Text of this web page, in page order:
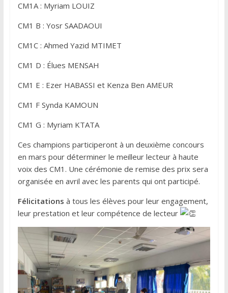
CM1A : Myriam LOUIZ
CM1 B : Yosr SAADAOUI
CM1C : Ahmed Yazid MTIMET
CM1 D : Élues MENSAH
CM1 E : Ezer HABASSI et Kenza Ben AMEUR
CM1 F Synda KAMOUN
CM1 G : Myriam KTATA
Ces champions participeront à un deuxième concours
en mars pour déterminer le meilleur lecteur à haute
voix des CM1. Une cérémonie de remise des prix sera
organisée en avril avec les parents qui ont participé.
Félicitations à tous les élèves pour leur engagement,
leur prestation et leur compétence de lecteur